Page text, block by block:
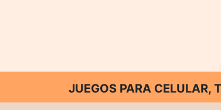
JUEGOS PARA CELULAR,